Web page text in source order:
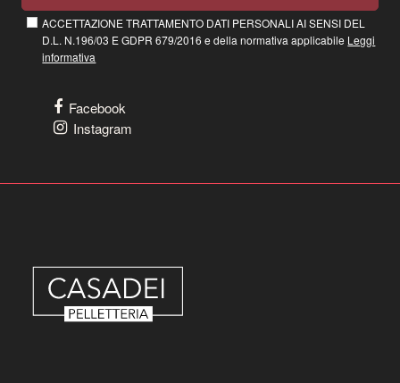
ACCETTAZIONE TRATTAMENTO DATI PERSONALI AI SENSI DEL
D.L. N.196/03 E GDPR 679/2016 e della normativa applicabile Leggi
informativa
Facebook
Instagram